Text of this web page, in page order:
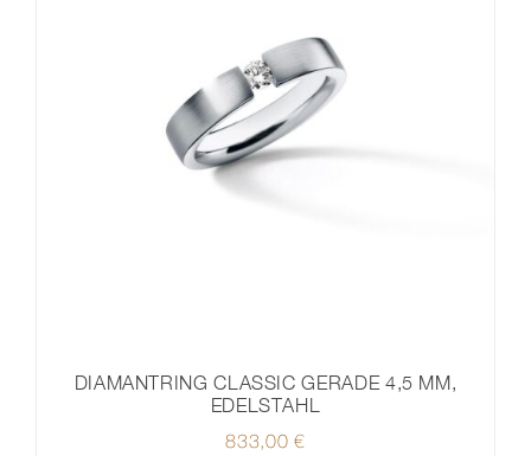
DIAMANTRING CLASSIC GERADE 4,5 MM,
EDELSTAHL
833,00 €